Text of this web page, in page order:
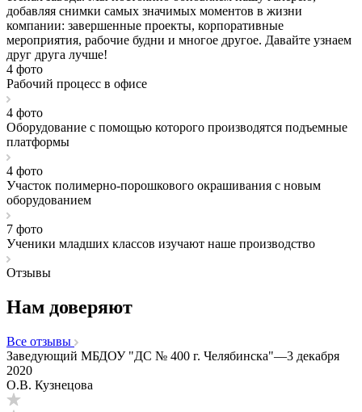
добавляя снимки самых значимых моментов в жизни
компании: завершенные проекты, корпоративные
мероприятия, рабочие будни и многое другое. Давайте узнаем
друг друга лучше!
4 фото
Рабочий процесс в офисе
4 фото
Оборудование с помощью которого производятся подъемные
платформы
4 фото
Участок полимерно-порошкового окрашивания с новым
оборудованием
7 фото
Ученики младших классов изучают наше производство
Отзывы
Нам доверяют
Все отзывы
Заведующий МБДОУ "ДС № 400 г. Челябинска"—3 декабря
2020
О.В. Кузнецова